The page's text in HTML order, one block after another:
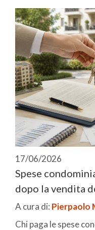
17/06/2026
Spese
dopo la vendita
A cura di: Pierpaolo
Chi paga le spese